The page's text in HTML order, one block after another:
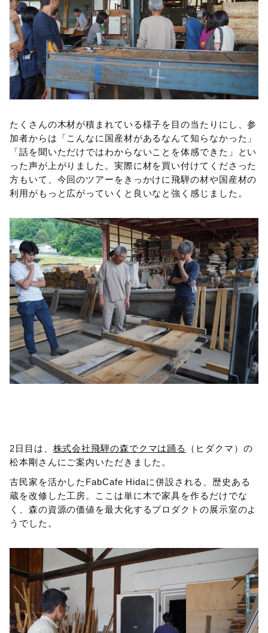
たくさんの木材が積まれている様子を目の当たりにし、参
加者からは「こんなに国産材があるなんて知らなかった」
「話を聞いただけではわからないことを体感できた」とい
った声が上がりました。実際に材を買い付けてくださった
方もいて、今回のツアーをきっかけに飛騨の材や国産材の
利用がもっと広がっていくと良いなと強く感じました。
2日目は、 株式会社飛騨の森でクマは踊る
（ヒダクマ）の
松本剛さんにご案内いただきました。
古民家を活かしたFabCafe Hidaに併設される、歴史ある
蔵を改修した工房。ここは単に木で家具を作るだけでな
く、森の資源の価値を最大化するプロダクトの展示室のよ
うでした。